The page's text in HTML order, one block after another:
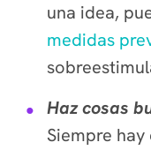
una idea,
medidas
Haz cosas
Siempre